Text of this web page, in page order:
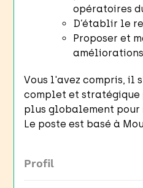
opératoires
D’établir le
Proposer et
Vous l'avez compris, il
complet et stratégique
plus globalement pour
Le poste est basé à
Profil